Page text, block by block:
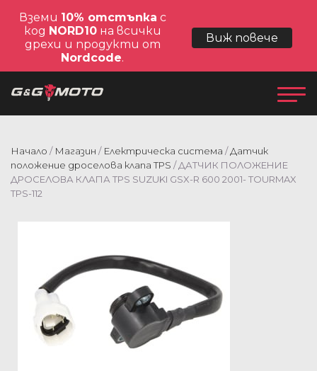
Начало / Магазин / Електрическа система /Датчик
положение дроселова клапа TPS / ДАТЧИК ПОЛОЖЕНИЕ
ДРОСЕЛОВА КЛАПА TPS SUZUKI GSX-R 600 2001- TOURMAX
TPS-112
Вземи 10% отстъпка с
код NORD10на всички
дрехи и продукти от
Nordcode.
Виж повече